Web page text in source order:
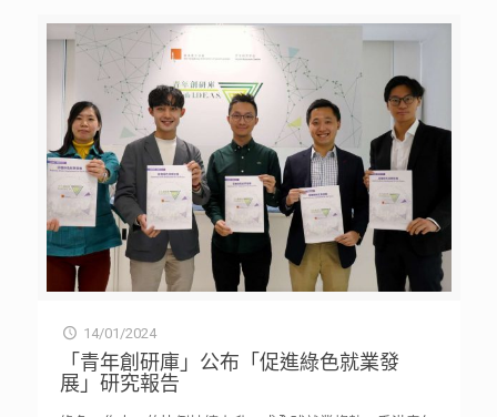
14/01/2024
「青年創研庫」公布「促進綠色就業發
展」研究報告